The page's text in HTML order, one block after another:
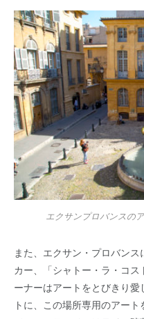
エクサンプロバンスの
また、エクサン・プロバン
カー、「シャトー・ラ・コ
ーナーはアートをとびきり
トに、この場所専用のアート